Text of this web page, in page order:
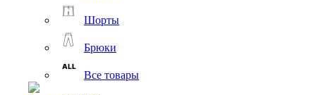
Шорты
Брюки
Все товары